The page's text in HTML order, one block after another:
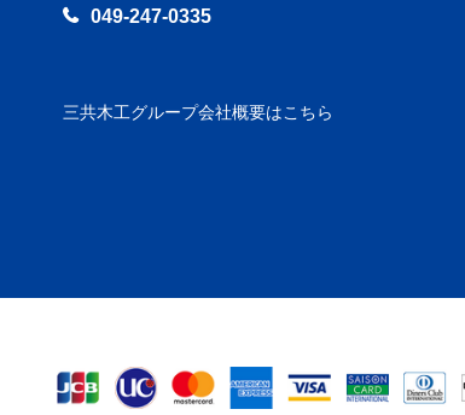
049-247-0335
三共木工グループ会社概要はこちら